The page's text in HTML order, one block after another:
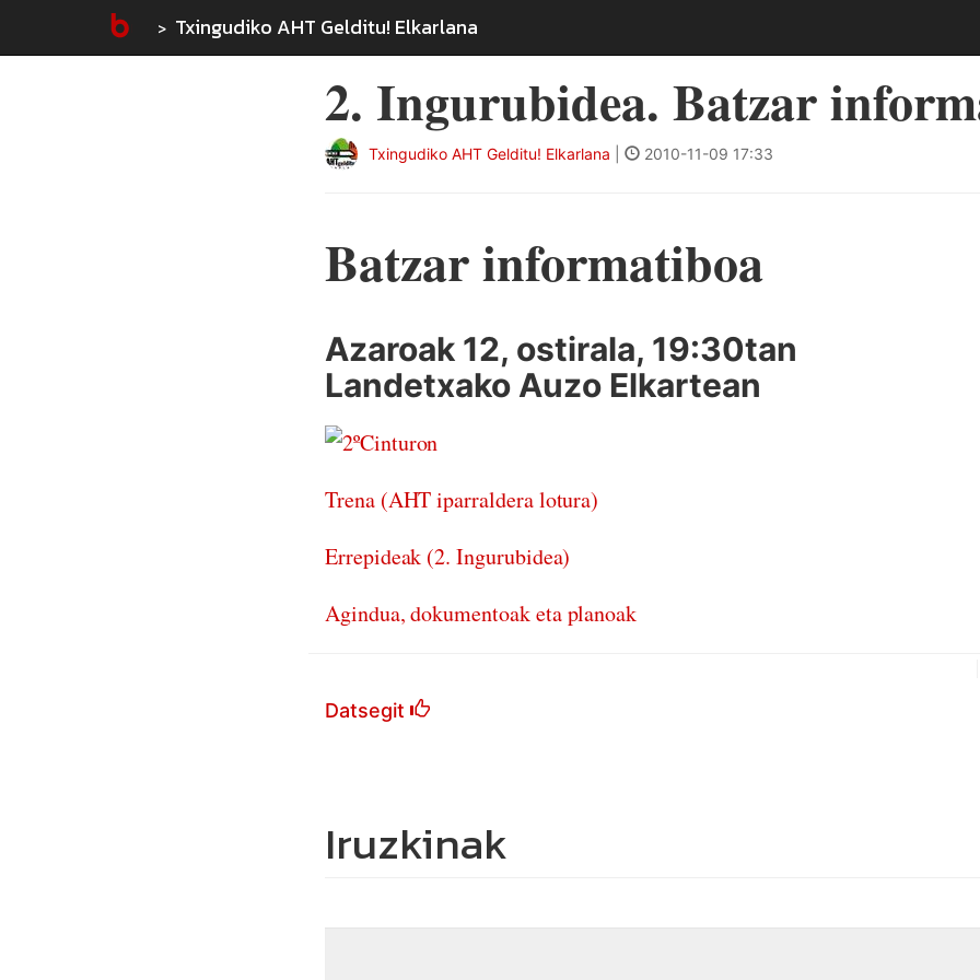
Txingudiko AHT Gelditu! Elkarlana
2. Ingurubidea. Batzar
Txingudiko AHT Gelditu! Elkarlana 2010-11-09 17:33
Batzar informatiboa
Azaroak 12, ostirala, 19:30tan
Landetxako Auzo Elkartean
Trena (AHT iparraldera lotura)
Errepideak (2. Ingurubidea)
Agindua, dokumentoak eta planoak
Datsegit
Iruzkinak